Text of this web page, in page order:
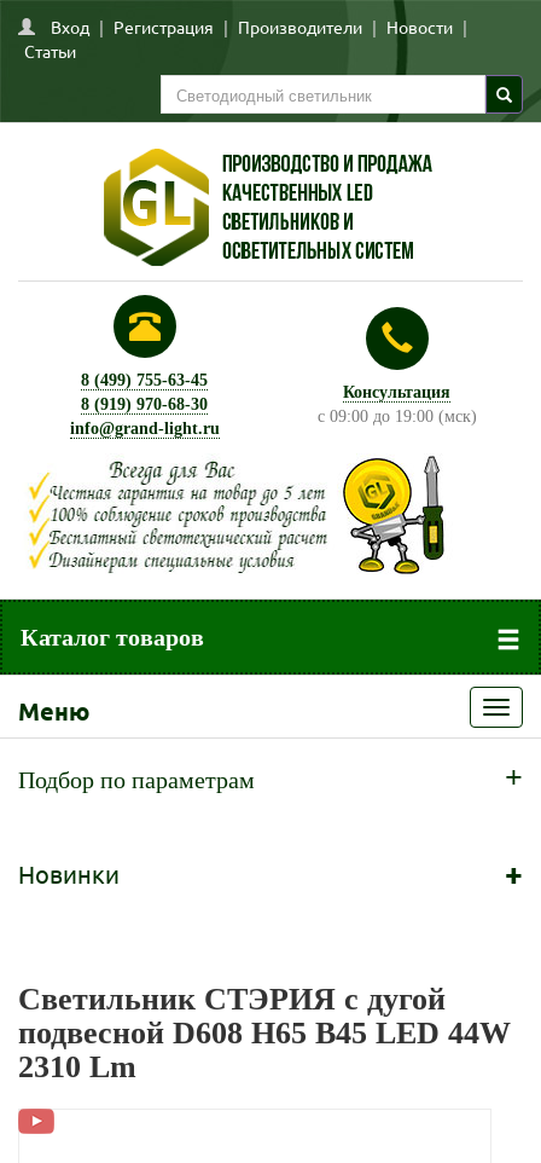
Вход | Регистрация | Производители | Новости |
Статьи
8 (499) 755-63-45
8 (919) 970-68-30
info@grand-light.ru
Консультация
с 09:00 до 19:00 (мск)
Каталог товаров
Меню
Подбор по параметрам +
Новинки +
Светильник СТЭРИЯ с дугой
подвесной D608 H65 B45 LED 44W
2310 Lm